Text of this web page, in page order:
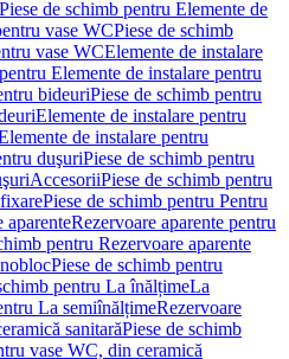
Piese de schimb pentru Elemente de
vase WCPiese de schimb
vase WCElemente de instalare
Elemente de instalare pentru
bideuriPiese de schimb pentru
Elemente de instalare pentru
de instalare pentru
duşuriPiese de schimb pentru
AccesoriiPiese de schimb pentru
Piese de schimb pentru Pentru
aparenteRezervoare aparente pentru
pentru Rezervoare aparente
Piese de schimb pentru
pentru La înălțimeLa
La semiînălțimeRezervoare
sanitarăPiese de schimb
vase WC, din ceramică